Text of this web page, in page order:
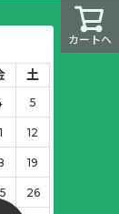
カートへ
土
5
12
19
26